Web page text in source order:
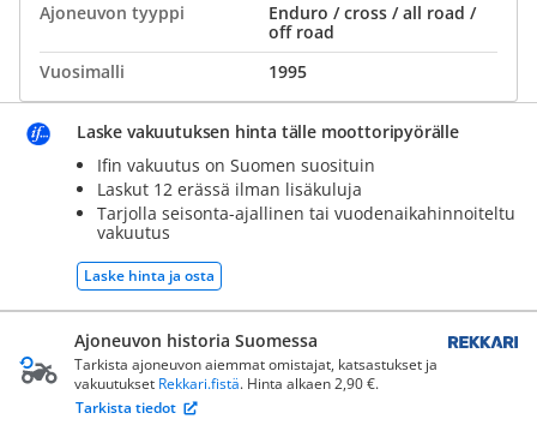
Ajoneuvon tyyppi
Enduro / cross / all road /
off road
Vuosimalli
1995
Laske vakuutuksen hinta tälle moottoripyörälle
Ifin vakuutus on Suomen suosituin
Laskut 12 erässä ilman lisäkuluja
Tarjolla seisonta-ajallinen tai vuodenaikahinnoiteltu
vakuutus
Laske hinta ja osta
Ajoneuvon historia Suomessa
Tarkista ajoneuvon aiemmat omistajat, katsastukset ja
vakuutukset Rekkari.fistä. Hinta alkaen 2,90 €.
Tarkista tiedot